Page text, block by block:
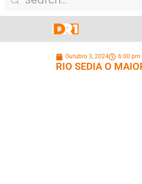
Outubro 3, 2024 6:00 pm
RIO SEDIA O